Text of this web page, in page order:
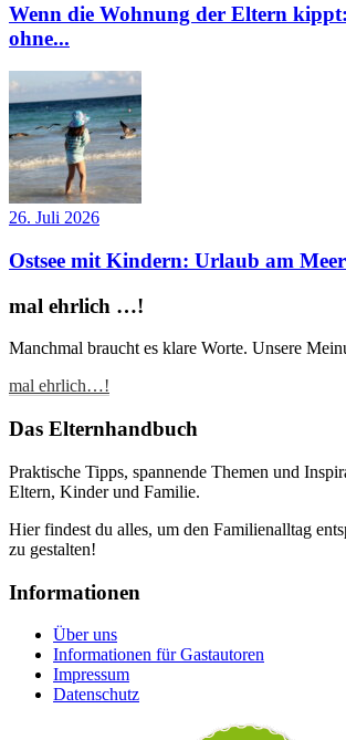
Wenn die Wohnung der Eltern
ohne...
26. Juli 2026
Ostsee mit Kindern: Urlaub am Meer
mal ehrlich …!
Manchmal braucht es klare Worte. Unsere
mal ehrlich…!
Das Elternhandbuch
Praktische Tipps, spannende Themen und
Eltern, Kinder und Familie.
Hier findest du alles, um den Familienalltag
zu gestalten!
Informationen
Über uns
Informationen für Gastautoren
Impressum
Datenschutz